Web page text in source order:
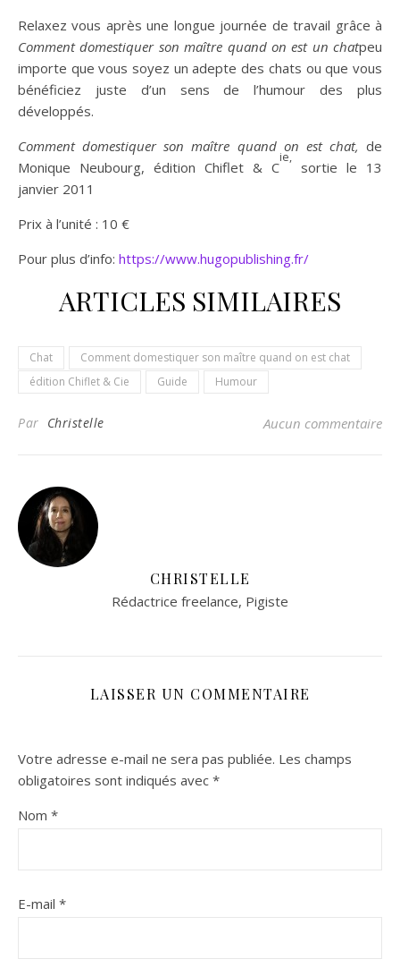
Relaxez vous après une longue journée de travail grâce à
Comment domestiquer son maître quand on est un chatpeu
importe que vous soyez un adepte des chats ou que vous
bénéficiez juste d’un sens de l’humour des plus
développés.
Comment domestiquer son maître quand on est chat, de
Monique Neubourg, édition Chiflet & C
ie,
sortie le 13
janvier 2011
Prix à l’unité : 10 €
Pour plus d’info: https://www.hugopublishing.fr/
ARTICLES SIMILAIRES
Chat
Comment domestiquer son maître quand on est chat
édition Chiflet & Cie
Guide Humour
Par Christelle Aucun commentaire
CHRISTELLE
Rédactrice freelance, Pigiste
LAISSER UN COMMENTAIRE
Votre adresse e-mail ne sera pas publiée. Les champs
obligatoires sont indiqués avec *
Nom *
E-mail *